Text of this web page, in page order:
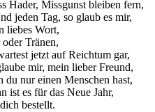
Hader, Missgunst bleiben fern,
jeden Tag, so glaub es mir,
liebes Wort,
Tränen,
jetzt auf Reichtum gar,
mir, mein lieber Freund,
du nur einen Menschen hast,
ist es für das Neue Jahr,
bestellt.